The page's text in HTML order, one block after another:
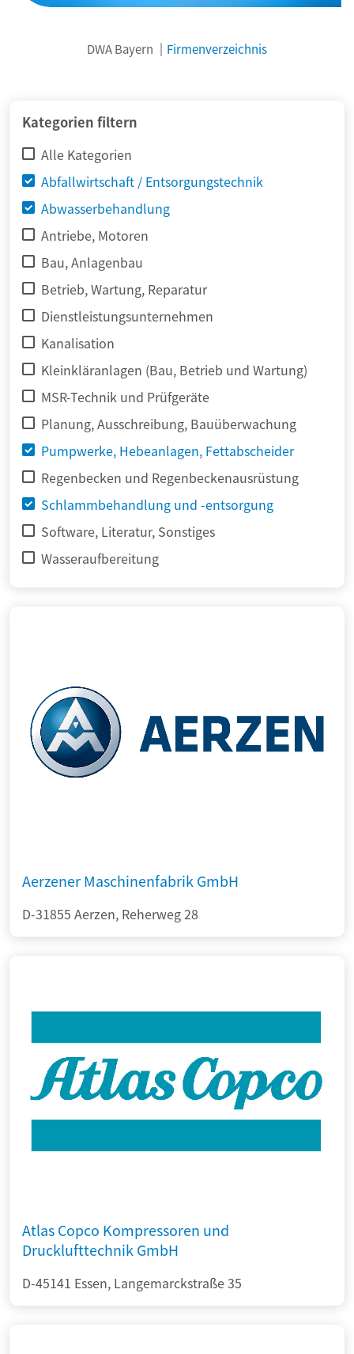
DWA Bayern Firmenverzeichnis
Kategorien filtern
Alle Kategorien
Abfallwirtschaft / Entsorgungstechnik
Abwasserbehandlung
Antriebe, Motoren
Bau, Anlagenbau
Betrieb, Wartung, Reparatur
Dienstleistungsunternehmen
Kanalisation
Kleinkläranlagen (Bau, Betrieb und Wartung)
MSR-Technik und Prüfgeräte
Planung, Ausschreibung, Bauüberwachung
Pumpwerke, Hebeanlagen, Fettabscheider
Regenbecken und Regenbeckenausrüstung
Schlammbehandlung und -entsorgung
Software, Literatur, Sonstiges
Wasseraufbereitung
Aerzener Maschinenfabrik GmbH
D-31855 Aerzen, Reherweg 28
Atlas Copco Kompressoren und
Drucklufttechnik GmbH
D-45141 Essen, Langemarckstraße 35